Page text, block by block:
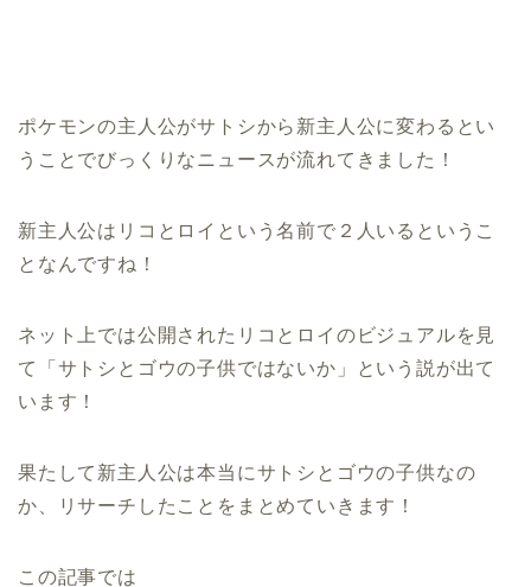
ポケモンの主人公がサトシから新主人公に変わるとい
うことでびっくりなニュースが流れてきました！
新主人公はリコとロイという名前で２人いるというこ
となんですね！
ネット上では公開されたリコとロイのビジュアルを見
て「サトシとゴウの子供ではないか」という説が出て
います！
果たして新主人公は本当にサトシとゴウの子供なの
か、リサーチしたことをまとめていきます！
この記事では